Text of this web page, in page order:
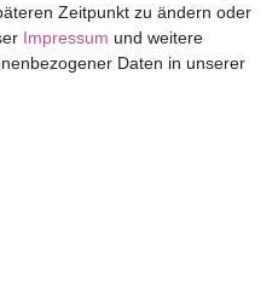
Zeitpunkt zu ändern oder
Impressum und weitere
Daten in unserer